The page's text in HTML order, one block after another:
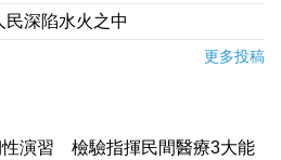
深陷水火之中
更多投稿
性演習 檢驗指揮民間醫療3大能